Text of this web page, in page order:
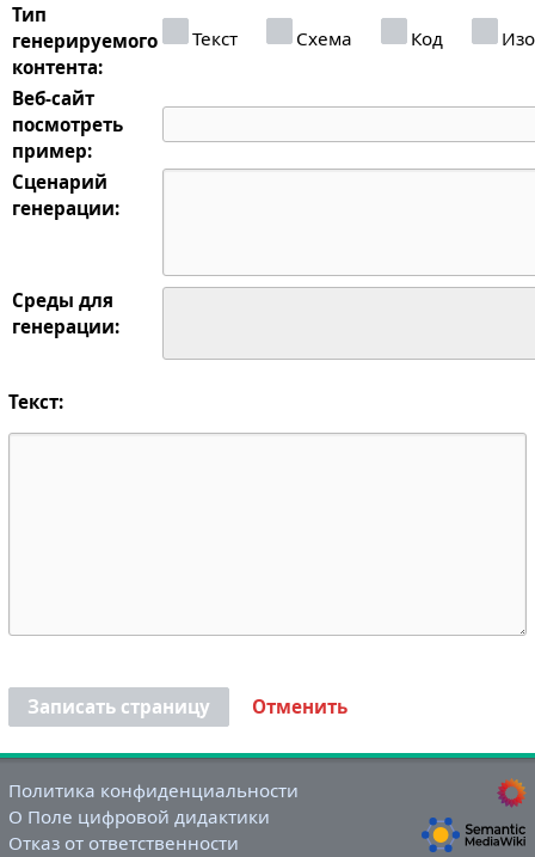
Тип
генерируемого
контента:
Текст Схема Код
Веб-сайт
посмотреть
пример:
Сценарий
генерации:
Среды для
генерации:
Текст:
Записать страницу Отменить
Политика конфиденциальности
О Поле цифровой дидактики
Отказ от ответственности